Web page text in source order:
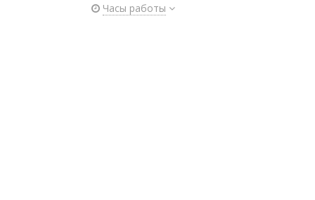
Часы работы